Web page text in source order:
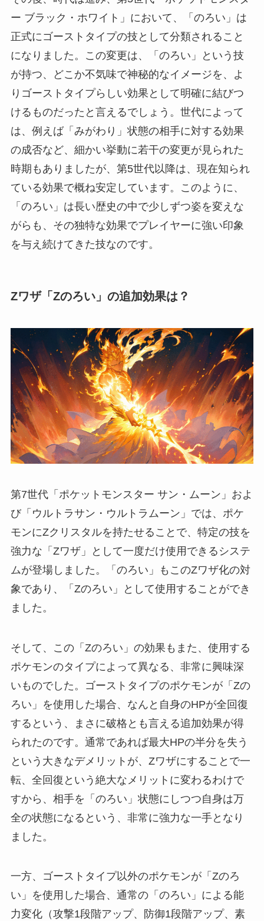
ー ブラック・ホワイト」において、「のろい」は
正式にゴーストタイプの技として分類されること
になりました。この変更は、「のろい」という技
が持つ、どこか不気味で神秘的なイメージを、よ
りゴーストタイプらしい効果として明確に結びつ
けるものだったと言えるでしょう。世代によって
は、例えば「みがわり」状態の相手に対する効果
の成否など、細かい挙動に若干の変更が見られた
時期もありましたが、第5世代以降は、現在知られ
ている効果で概ね安定しています。このように、
「のろい」は長い歴史の中で少しずつ姿を変えな
がらも、その独特な効果でプレイヤーに強い印象
を与え続けてきた技なのです。
Zワザ「Zのろい」の追加効果は？
第7世代「ポケットモンスター サン・ムーン」およ
び「ウルトラサン・ウルトラムーン」では、ポケ
モンにZクリスタルを持たせることで、特定の技を
強力な「Zワザ」として一度だけ使用できるシステ
ムが登場しました。「のろい」もこのZワザ化の対
象であり、「Zのろい」として使用することができ
ました。
そして、この「Zのろい」の効果もまた、使用する
ポケモンのタイプによって異なる、非常に興味深
いものでした。ゴーストタイプのポケモンが「Zの
ろい」を使用した場合、なんと自身のHPが全回復
するという、まさに破格とも言える追加効果が得
られたのです。通常であれば最大HPの半分を失う
という大きなデメリットが、Zワザにすることで一
転、全回復という絶大なメリットに変わるわけで
すから、相手を「のろい」状態にしつつ自身は万
全の状態になるという、非常に強力な一手となり
ました。
一方、ゴーストタイプ以外のポケモンが「Zのろ
い」を使用した場合、通常の「のろい」による能
力変化（攻撃1段階アップ、防御1段階アップ、素